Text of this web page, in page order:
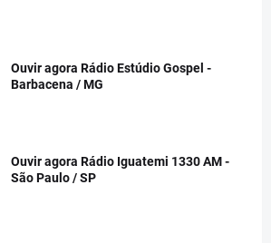
Ouvir agora Rádio Estúdio Gospel -
Barbacena / MG
Ouvir agora Rádio Iguatemi 1330 AM -
São Paulo / SP